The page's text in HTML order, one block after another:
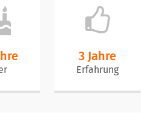
3 Jahre
Erfahrung